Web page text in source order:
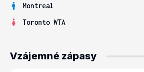
Montreal
Toronto WTA
Vzájemné zápasy